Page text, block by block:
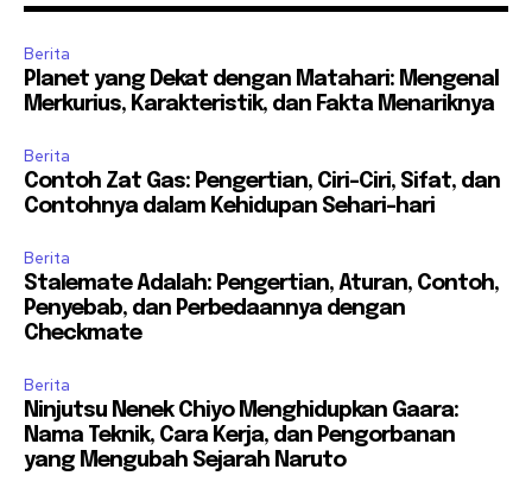
Berita
Planet yang Dekat dengan Matahari: Mengenal
Merkurius, Karakteristik, dan Fakta Menariknya
Berita
Contoh Zat Gas: Pengertian, Ciri-Ciri, Sifat, dan
Contohnya dalam Kehidupan Sehari-hari
Berita
Stalemate Adalah: Pengertian, Aturan, Contoh,
Penyebab, dan Perbedaannya dengan
Checkmate
Berita
Ninjutsu Nenek Chiyo Menghidupkan Gaara:
Nama Teknik, Cara Kerja, dan Pengorbanan
yang Mengubah Sejarah Naruto